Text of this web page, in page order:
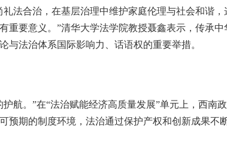
合治，在基层治理中维护家庭伦理与社会和谐，
重要意义。”清华大学法学院教授聂鑫表示，传承
与法治体系国际影响力、话语权的重要举措。
。”在“法治赋能经济高质量发展”单元上，西南政
预期的制度环境，法治通过保护产权和创新成果不